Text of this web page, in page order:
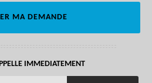
IMMEDIATEMENT